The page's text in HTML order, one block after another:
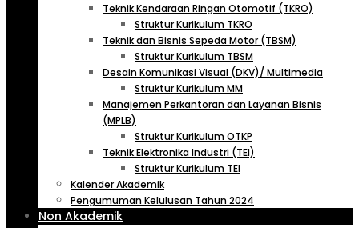
Teknik Kendaraan Ringan Otomotif (TKRO)
Struktur Kurikulum TKRO
Teknik dan Bisnis Sepeda Motor (TBSM)
Struktur Kurikulum TBSM
Desain Komunikasi Visual (DKV)/ Multimedia
Struktur Kurikulum MM
Manajemen Perkantoran dan Layanan Bisnis
(MPLB)
Struktur Kurikulum OTKP
Teknik Elektronika Industri (TEI)
Struktur Kurikulum TEI
Kalender Akademik
Pengumuman Kelulusan Tahun 2024
Non Akademik